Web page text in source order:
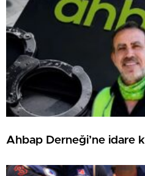
Ahbap Derneği’ne idare